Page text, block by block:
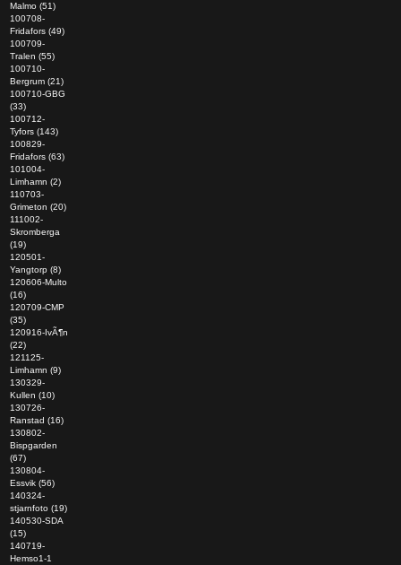
Malmo (51)
100708-
Fridafors (49)
100709-
Tralen (55)
100710-
Bergrum (21)
100710-GBG
(33)
100712-
Tyfors (143)
100829-
Fridafors (63)
101004-
Limhamn (2)
110703-
Grimeton (20)
111002-
Skromberga
(19)
120501-
Yangtorp (8)
120606-Multo
(16)
120709-CMP
(35)
120916-IvÃ¶n
(22)
121125-
Limhamn (9)
130329-
Kullen (10)
130726-
Ranstad (16)
130802-
Bispgarden
(67)
130804-
Essvik (56)
140324-
stjarnfoto (19)
140530-SDA
(15)
140719-
Hemso1-1